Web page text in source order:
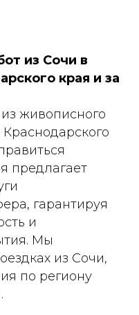
из Сочи в
края и за
живописного
предлагает
гарантируя
и
Мы
из Сочи,
по региону